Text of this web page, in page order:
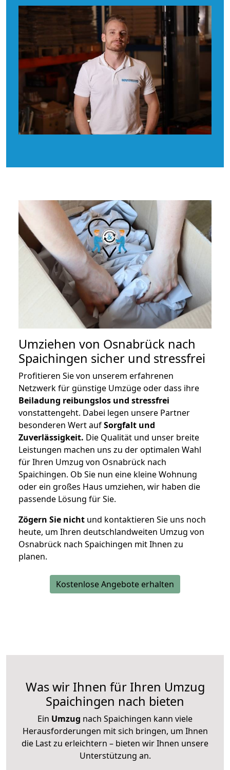
Umziehen von Osnabrück nach
Spaichingen sicher und stressfrei
Profitieren Sie von unserem erfahrenen
Netzwerk für günstige Umzüge oder dass ihre
Beiladung reibungslos und stressfrei
vonstattengeht. Dabei legen unsere Partner
besonderen Wert aufSorgfalt und
Zuverlässigkeit. Die Qualität und unser breite
Leistungen machen uns zu der optimalen Wahl
für Ihren Umzug von Osnabrück nach
Spaichingen. Ob Sie nun eine kleine Wohnung
oder ein großes Haus umziehen, wir haben die
passende Lösung für Sie.
Zögern Sie nicht und kontaktieren Sie uns noch
heute, um Ihren deutschlandweiten Umzug von
Osnabrück nach Spaichingen mit Ihnen zu
planen.
Kostenlose Angebote erhalten
Was wir Ihnen für Ihren Umzug
Spaichingen nach bieten
Ein Umzug nach Spaichingen kann viele
Herausforderungen mit sich bringen, um Ihnen
die Last zu erleichtern – bieten wir Ihnen unsere
Unterstützung an.